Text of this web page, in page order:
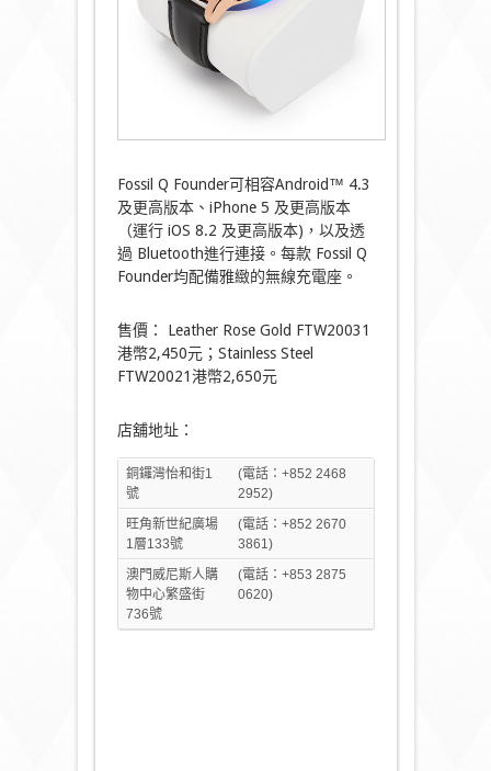
Fossil Q Founder可相容Android™ 4.3
及更高版本、iPhone 5 及更高版本
（運行 iOS 8.2 及更高版本)，以及透
過 Bluetooth進行連接。每款 Fossil Q
Founder均配備雅緻的無線充電座。
售價： Leather Rose Gold FTW20031
港幣2,450元；Stainless Steel
FTW20021港幣2,650元
店舖地址：
銅鑼灣怡和街1
號
(電話：+852 2468
2952)
旺角新世紀廣場
1層133號
(電話：+852 2670
3861)
澳門威尼斯人購
物中心繁盛街
736號
(電話：+853 2875
0620)